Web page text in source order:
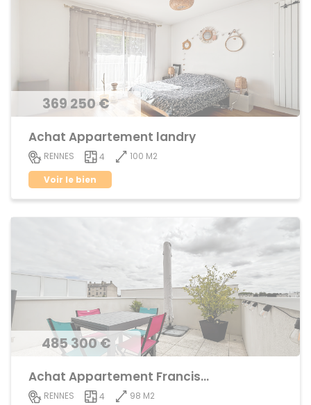
369 250 €
Achat Appartement landry
RENNES 4
100 M2
Voir le bien
485 300 €
Achat Appartement Francisco ferrer
RENNES 4
98 M2